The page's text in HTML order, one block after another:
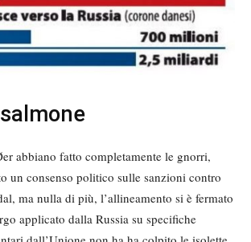
abbiano fatto completamente le gnorri,
un consenso politico sulle sanzioni contro
ma nulla di più, l’allineamento si è fermato
applicato dalla Russia su specifiche